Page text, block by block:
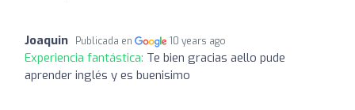
Joaquin Publicada en 10 years ago
Experiencia fantástica: Te bien gracias aello pude
aprender inglés y es buenisimo